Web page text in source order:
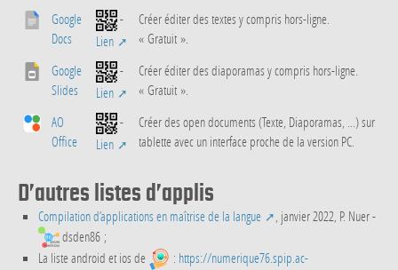
Google
Docs
-
Lien
Créer éditer des textes y compris hors-ligne.
« Gratuit ».
Google
Slides
-
Lien
Créer éditer des diaporamas y compris hors-ligne.
« Gratuit ».
AO
Office
-
Lien
Créer des open documents (Texte, Diaporamas, ...) sur
tablette avec un interface proche de la version PC.
D’autres listes d’applis
Compilation d’applications en maîtrise de la langue
, janvier 2022, P. Nuer -
dsden86 ;
La liste android et ios de
: https://numerique76.spip.ac-